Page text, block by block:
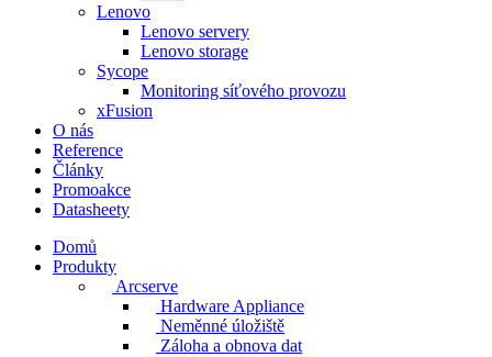
Lenovo
Lenovo servery
Lenovo storage
Sycope
Monitoring síťového provozu
xFusion
O nás
Reference
Články
Promoakce
Datasheety
Domů
Produkty
Arcserve
Hardware Appliance
Neměnné úložiště
Záloha a obnova dat